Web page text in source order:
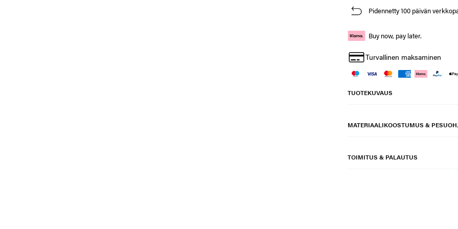
Pidennetty 100 päivän
Buy now, pay later.
Turvallinen maksaminen
TUOTEKUVAUS
MATERIAALIKOOSTUMUS &
TOIMITUS & PALAUTUS